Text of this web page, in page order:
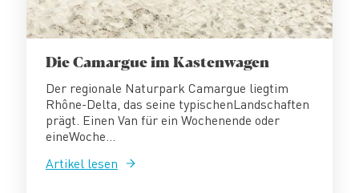
Die Camargue im Kastenwagen
Der regionale Naturpark Camargue liegtim
Rhône-Delta, das seine typischenLandschaften
prägt. Einen Van für ein Wochenende oder
eineWoche...
Artikel lesen